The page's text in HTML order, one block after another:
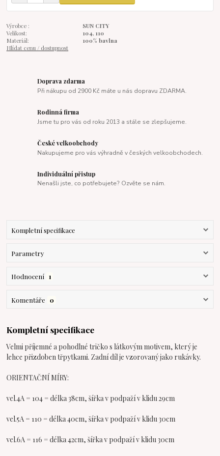
Výrobce :
SUN CITY
Velikost:
104, 110
Materiál:
100% bavlna
Hlídat cenu / dostupnost
Doprava zdarma
Při nákupu od 2900 Kč máte u nás dopravu ZDARMA.
Rodinná firma
Jsme tu pro vás od roku 2013 a stále se zlepšujeme.
České velkoobchody
Nakupujeme pro vás výhradně v českých velkoobchodech.
Individuální přistup
Nenašli jste, co potřebujete? Ozvěte se nám.
Kompletní specifikace
Parametry
Hodnocení 1
Komentáře 0
Kompletní specifikace
Velmi příjemné a pohodlné tričko s látkovým motivem, který je
lehce přizdoben třpytkami. Zadní díl je vzorovaný jako rukávky.
ORIENTAČNÍ MÍRY:
vel.4A = 104 = délka 38cm, šířka v podpaží v klidu 29cm
vel.5A = 110 = délka 40cm, šířka v podpaží v klidu 30cm
vel.6A = 116 = délka 42cm, šířka v podpaží v klidu 30cm